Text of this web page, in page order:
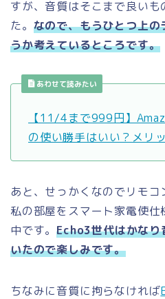
すが、音質はそこまで良い
た。 なので、もうひとつ上
うか考えているところです。
あわせて読みたい
【11/4まで999円】
の使い勝手はいい？メリ
あと、せっかくなのでリモ
私の部屋をスマート家電使
中です。Echo3世代はかなり
いたので楽しみです。
ちなみに音質に拘らなければ